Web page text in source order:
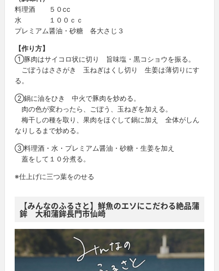
料理酒 ５０cc
水 １００ｃｃ
プレミアム醤油・砂糖 各大さじ３
【作り方】
①豚肉はサイコロ状に切り 旨味塩・黒コショウを振る。
ごぼうはささがき 玉ねぎはくし切り 生姜は薄切りにす
る。
②鍋に油をひき 中火で豚肉を炒める。
肉の色が変わったら、ごぼう、玉ねぎを加える。
梅干しの種を取り、果肉をほぐして鍋に加え 全体がしん
なりしるまで炒める。
③料理酒・水・プレミアム醤油・砂糖・生姜を加え
蓋をして１０分煮る。
※仕上げに三つ葉をのせる
【みんなのふるさと】鮮魚のエソにこだわる絶品蒲
鉾 大和蒲鉾長門市仙崎